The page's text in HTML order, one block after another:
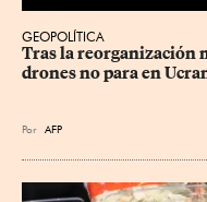
GEOPOLÍTICA
Tras la reorganización
drones no para en
Por AFP